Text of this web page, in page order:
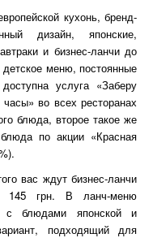
кухонь, бренд-
дизайн, японские,
и бизнес-ланчи до
меню, постоянные
услуга «Заберу
во всех ресторанах
блюда, второе такое же
по акции «Красная
вас ждут бизнес-ланчи
145 грн. В ланч-меню
с блюдами японской и
подходящий для